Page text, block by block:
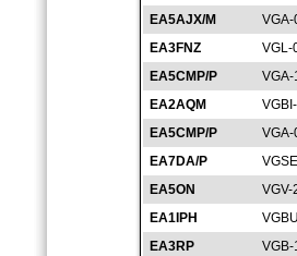
EA5AJX/M
EA3FNZ
VGL-
EA5CMP/P
EA2AQM
EA5CMP/P
EA7DA/P
EA5ON
VGV-
EA1IPH
EA3RP